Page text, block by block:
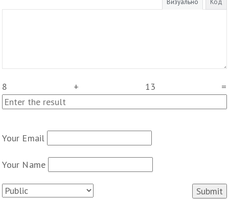
Визуально Код
8 + 13 =
Your Email
Your Name